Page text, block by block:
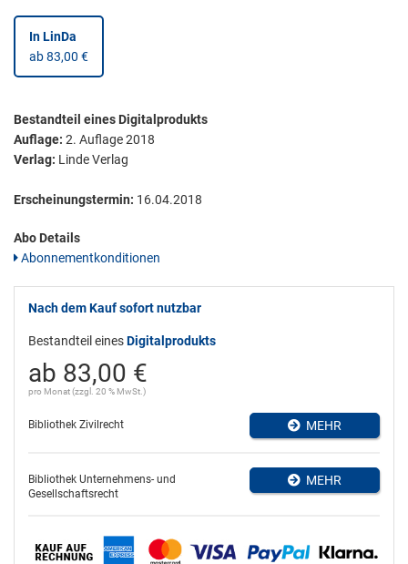
In LinDa
ab 83,00 €
Bestandteil eines Digitalprodukts
Auflage: 2. Auflage 2018
Verlag: Linde Verlag
Erscheinungstermin: 16.04.2018
Abo Details
Abonnementkonditionen
Nach dem Kauf sofort nutzbar
Bestandteil einesDigitalprodukts
ab 83,00 €
pro Monat (zzgl. 20 % MwSt.)
Bibliothek Zivilrecht MEHR
Bibliothek Unternehmens- und
Gesellschaftsrecht
MEHR